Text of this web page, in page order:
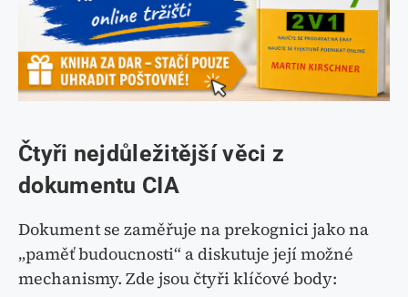
Čtyři nejdůležitější věci z
dokumentu CIA
Dokument se zaměřuje na prekognici jako na
„paměť budoucnosti“ a diskutuje její možné
mechanismy. Zde jsou čtyři klíčové body: